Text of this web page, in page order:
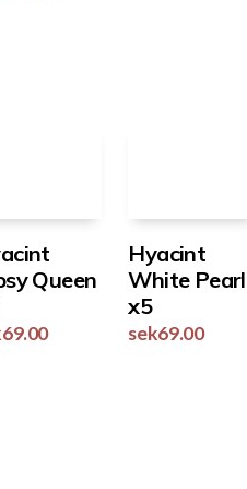
Queen
69.00
Hyacint
White Pearl
x5
sek69.00